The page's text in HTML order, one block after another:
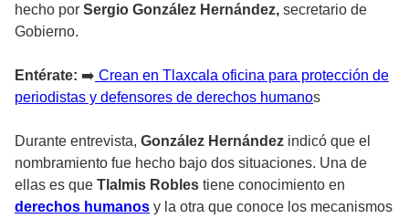
hecho por Sergio González Hernández, secretario de
Gobierno.
Entérate: ➡️ Crean en Tlaxcala oficina para protección de
periodistas y defensores de derechos humanos
Durante entrevista, González Hernández indicó que el
nombramiento fue hecho bajo dos situaciones. Una de
ellas es que Tlalmis Robles tiene conocimiento en
derechos humanos y la otra que conoce los mecanismos